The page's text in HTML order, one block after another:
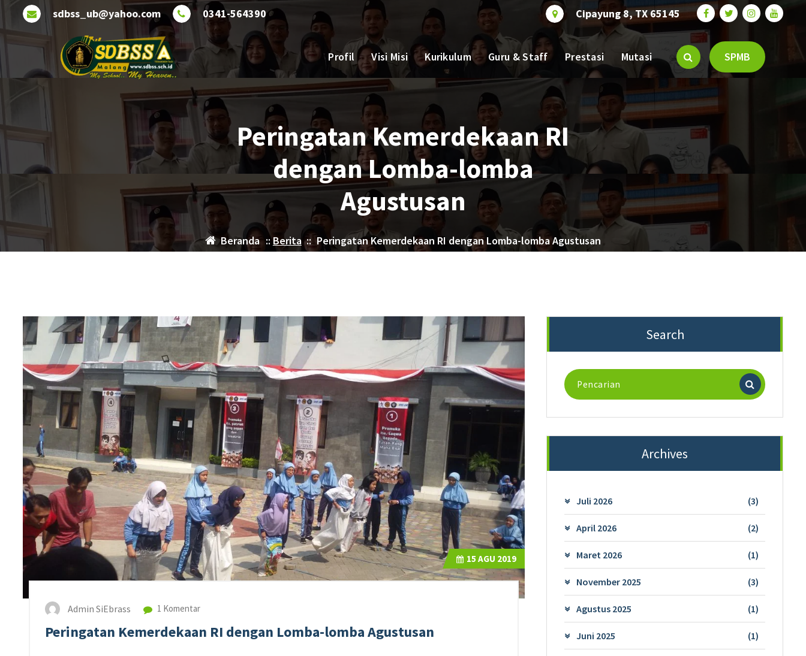
Lewati
sdbss_ub@yahoo.com 0341-564390 Cipayung 8, TX 65145
Profil Visi Misi Kurikulum Guru & Staff Prestasi Mutasi SPMB
Peringatan Kemerdekaan RI
dengan Lomba-lomba
Agustusan
Beranda ::Berita:: Peringatan Kemerdekaan RI dengan Lomba-lomba Agustusan
15 AGU 2019
Admin SiEbrass 1 Komentar
Peringatan Kemerdekaan RI dengan Lomba-lomba Agustusan
Search
Pencarian
untuk:
Archives
Juli 2026 (3)
April 2026 (2)
Maret 2026 (1)
November 2025 (3)
Agustus 2025 (1)
Juni 2025 (1)